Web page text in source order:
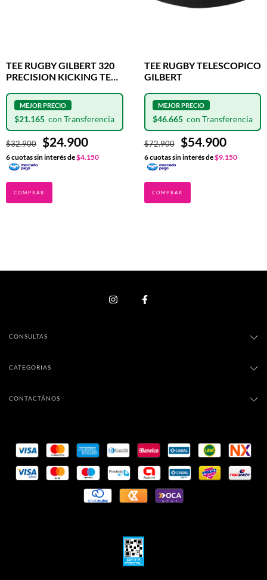
TEE RUGBY GILBERT 320
PRECISION KICKING TEE
$32.900 $24.900
$21.165
6cuotas sin interés de$4.150
TEE RUGBY TELESCOPICO
GILBERT
$72.900 $54.900
$46.665
6cuotas sin interés de$9.150
CONSULTAS
CATEGORIAS
CONTACTÁNOS